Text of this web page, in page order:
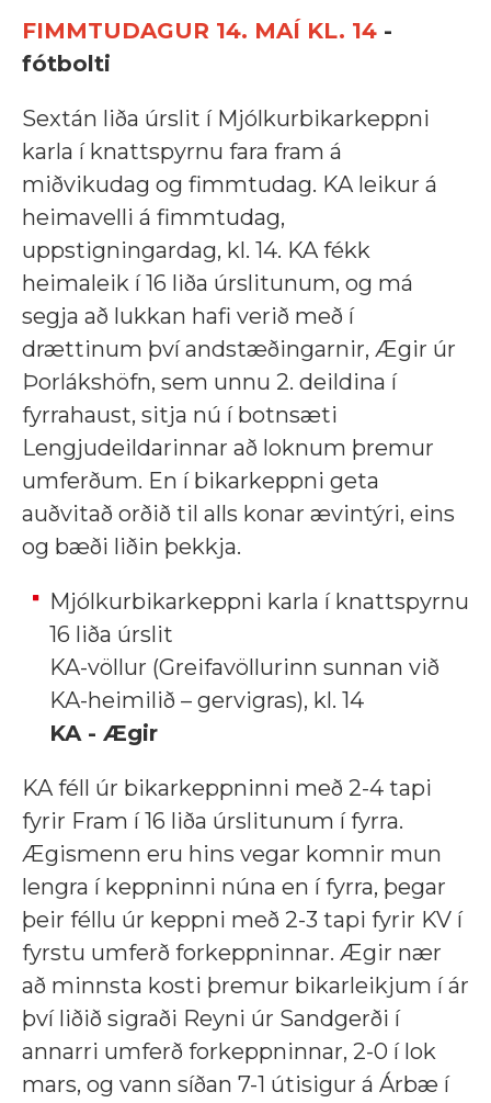
FIMMTUDAGUR 14. MAÍ KL. 14 -
fótbolti
Sextán liða úrslit í Mjólkurbikarkeppni
karla í knattspyrnu fara fram á
miðvikudag og fimmtudag. KA leikur á
heimavelli á fimmtudag,
uppstigningardag, kl. 14. KA fékk
heimaleik í 16 liða úrslitunum, og má
segja að lukkan hafi verið með í
drættinum því andstæðingarnir, Ægir úr
Þorlákshöfn, sem unnu 2. deildina í
fyrrahaust, sitja nú í botnsæti
Lengjudeildarinnar að loknum þremur
umferðum. En í bikarkeppni geta
auðvitað orðið til alls konar ævintýri, eins
og bæði liðin þekkja.
Mjólkurbikarkeppni karla í knattspyrnu
16 liða úrslit
KA-völlur (Greifavöllurinn sunnan við
KA-heimilið – gervigras), kl. 14
KA - Ægir
KA féll úr bikarkeppninni með 2-4 tapi
fyrir Fram í 16 liða úrslitunum í fyrra.
Ægismenn eru hins vegar komnir mun
lengra í keppninni núna en í fyrra, þegar
þeir féllu úr keppni með 2-3 tapi fyrir KV í
fyrstu umferð forkeppninnar. Ægir nær
að minnsta kosti þremur bikarleikjum í ár
því liðið sigraði Reyni úr Sandgerði í
annarri umferð forkeppninnar, 2-0 í lok
mars, og vann síðan 7-1 útisigur á Árbæ í